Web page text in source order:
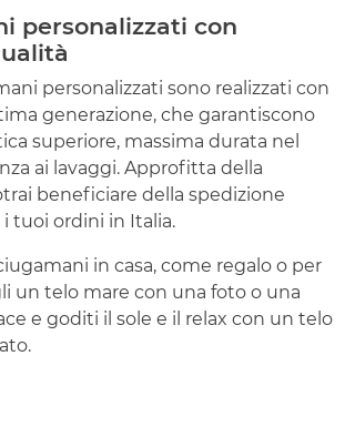
personalizzati con
personalizzati sono realizzati con
generazione, che garantiscono
superiore, massima durata nel
ai lavaggi. Approfitta della
beneficiare della spedizione
tuoi ordini in Italia.
in casa, come regalo o per
un telo mare con una foto o una
e goditi il sole e il relax con un telo